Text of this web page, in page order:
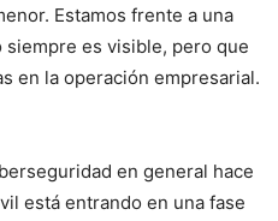
Estamos frente a una
siempre es visible, pero que
en la operación empresarial.
en general hace
está entrando en una fase